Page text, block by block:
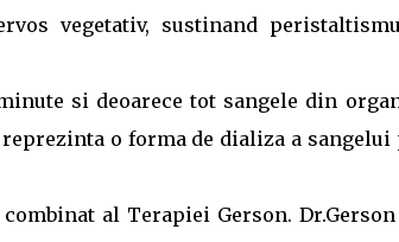
vegetativ, sustinand
si deoarece tot sangele din
o forma de dializa a
al Terapiei Gerson.